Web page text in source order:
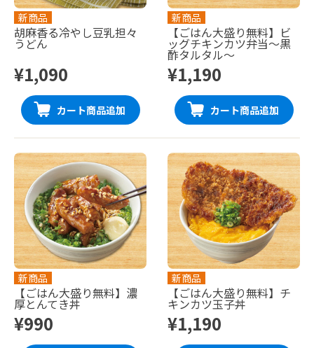
新商品
胡麻香る冷やし豆乳担々
うどん
¥1,090
カート商品追加
新商品
【ごはん大盛り無料】ビ
ッグチキンカツ弁当〜黒
酢タルタル〜
¥1,190
カート商品追加
新商品
【ごはん大盛り無料】濃
厚とんてき丼
¥990
新商品
【ごはん大盛り無料】チ
キンカツ玉子丼
¥1,190